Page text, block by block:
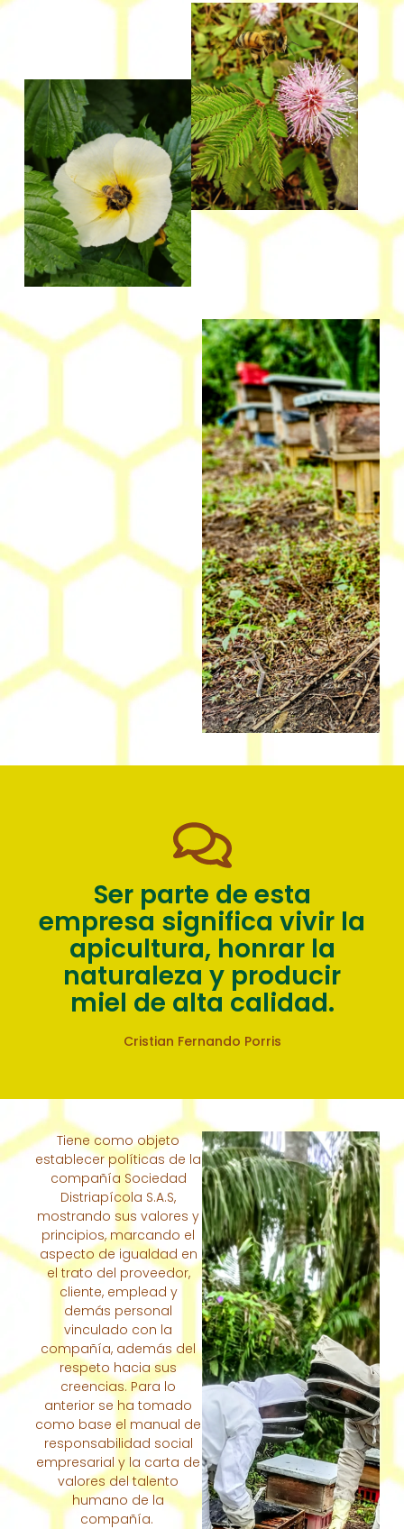
Ser parte de esta
empresa significa vivir la
apicultura, honrar la
naturaleza y producir
miel de alta calidad.
Cristian Fernando Porris
Tiene como objeto
establecer políticas de la
compañía Sociedad
Distriapícola S.A.S,
mostrando sus valores y
principios, marcando el
aspecto de igualdad en
el trato del proveedor,
cliente, emplead y
demás personal
vinculado con la
compañía, además del
respeto hacia sus
creencias. Para lo
anterior se ha tomado
como base el manual de
responsabilidad social
empresarial y la carta de
valores del talento
humano de la
compañía.